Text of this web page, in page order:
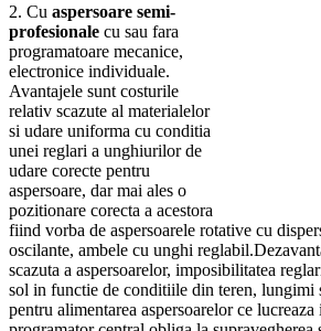
2. Cu aspersoare semi-
profesionale cu sau fara
programatoare mecanice,
electronice individuale.
Avantajele sunt costurile
relativ scazute al materialelor
si udare uniforma cu conditia
unei reglari a unghiurilor de
udare corecte pentru
aspersoare, dar mai ales o
pozitionare corecta a acestora
fiind vorba de aspersoarele rotative cu
oscilante, ambele cu unghi
scazuta a aspersoarelor, imposibilitatea
sol in functie de conditiile din teren, lungimi
pentru alimentarea aspersoarelor ce